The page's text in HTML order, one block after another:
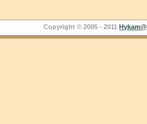
Copyright © 2005 - 2011